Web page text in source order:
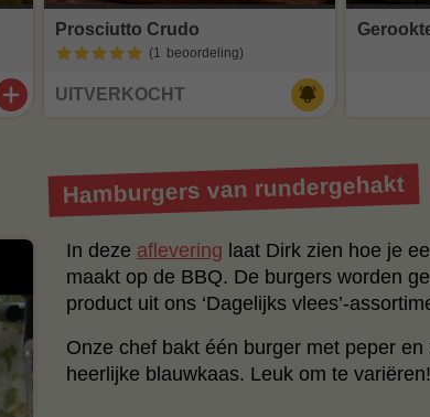
Prosciutto Crudo
(1 beoordeling)
UITVERKOCHT
Hamburgers van rundergehakt
In deze aflevering laat Dirk zien hoe je
maakt op de BBQ. De burgers worden
product uit ons ‘Dagelijks vlees’-
Onze chef bakt één burger met peper
heerlijke blauwkaas. Leuk om te variëren!